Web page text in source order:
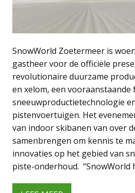
SnowWorld Zoetermeer is
gastheer voor de officiële
revolutionaire duurzame
en xelom, een
sneeuwproductietechnologie
pistenvoertuigen. Het
van indoor skibanen van over
samenbrengen om kennis te
innovaties op het gebied van
piste-onderhoud. “SnowWorld